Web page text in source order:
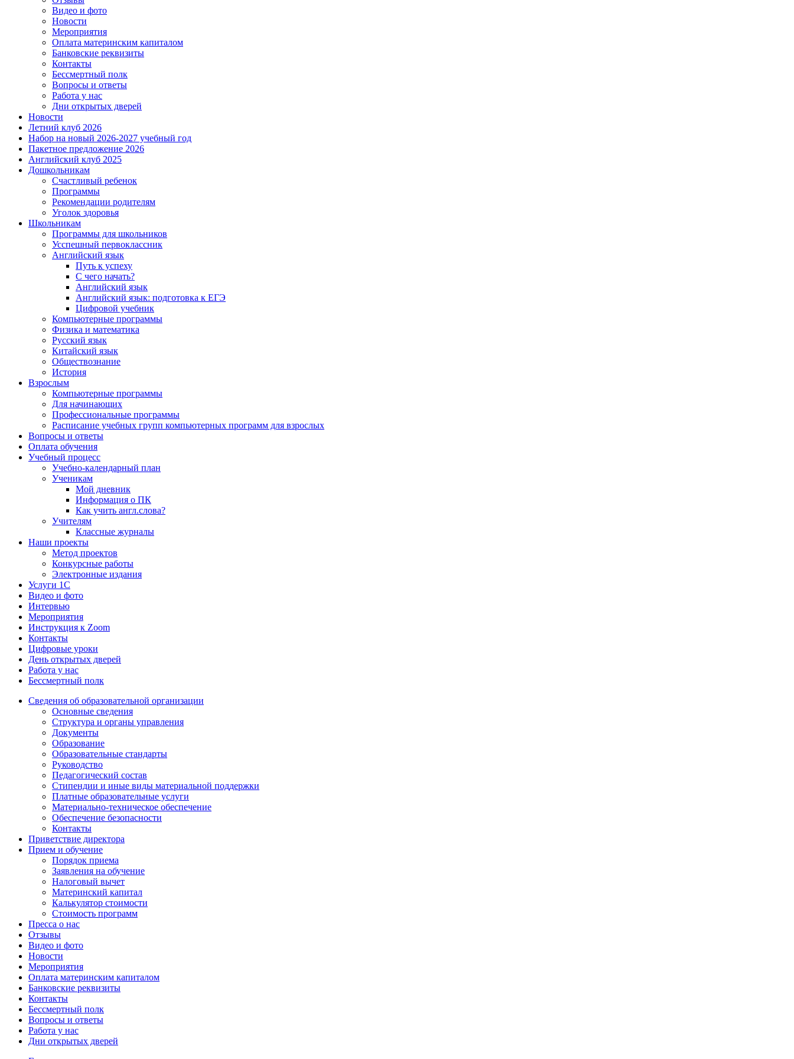
Видео и фото
Новости
Мероприятия
Оплата материнским капиталом
Банковские реквизиты
Контакты
Бессмертный полк
Вопросы и ответы
Работа у нас
Дни открытых дверей
Новости
Летний клуб 2026
Набор на новый 2026-2027 учебный год
Пакетное предложение 2026
Английский клуб 2025
Дошкольникам
Счастливый ребенок
Программы
Рекомендации родителям
Уголок здоровья
Школьникам
Программы для школьников
Усспешный первоклассник
Английский язык
Путь к успеху
С чего начать?
Английский язык
Английский язык: подготовка к ЕГЭ
Цифровой учебник
Компьютерные программы
Физика и математика
Русский язык
Китайский язык
Обществознание
История
Взрослым
Компьютерные программы
Для начинающих
Профессиональные программы
Расписание учебных групп компьютерных программ для взрослых
Вопросы и ответы
Оплата обучения
Учебный процесс
Учебно-календарный план
Ученикам
Мой дневник
Информация о ПК
Как учить англ.слова?
Учителям
Классные журналы
Наши проекты
Метод проектов
Конкурсные работы
Электронные издания
Услуги 1C
Видео и фото
Интервью
Мероприятия
Инструкция к Zoom
Контакты
Цифровые уроки
День открытых дверей
Работа у нас
Бессмертный полк
Сведения об образовательной организации
Основные сведения
Структура и органы управления
Документы
Образование
Образовательные стандарты
Руководство
Педагогический состав
Стипендии и иные виды материальной поддержки
Платные образовательные услуги
Материально-техническое обеспечение
Обеспечение безопасности
Контакты
Приветствие директора
Прием и обучение
Порядок приема
Заявления на обучение
Налоговый вычет
Материнский капитал
Калькулятор стоимости
Стоимость программ
Пресса о нас
Отзывы
Видео и фото
Новости
Мероприятия
Оплата материнским капиталом
Банковские реквизиты
Контакты
Бессмертный полк
Вопросы и ответы
Работа у нас
Дни открытых дверей